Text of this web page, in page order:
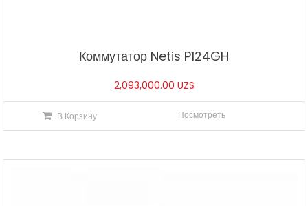
Коммутатор Netis P124GH
2,093,000.00 UZS
В Корзину Посмотреть